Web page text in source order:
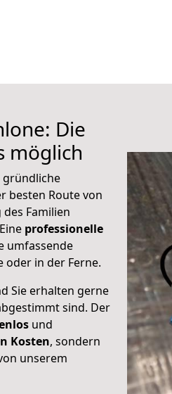
Die
möglich
gründliche
besten Route von
Familien
professionelle
umfassende
oder in der Ferne.
Sie erhalten gerne
sind. Der
und
Kosten, sondern
unserem